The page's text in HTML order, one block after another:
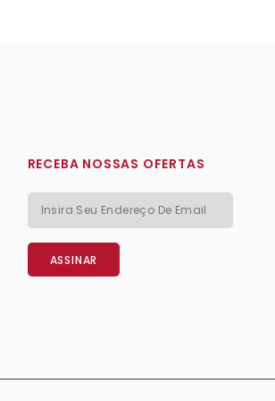
RECEBA NOSSAS OFERTAS